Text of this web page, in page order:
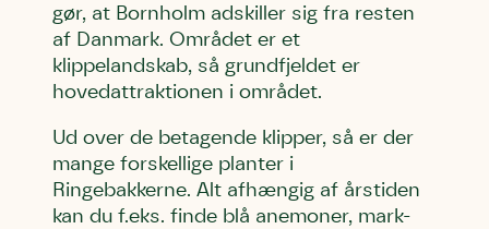
gør, at Bornholm adskiller sig fra resten
af Danmark. Området er et
klippelandskab, så grundfjeldet er
hovedattraktionen i området.
Ud over de betagende klipper, så er der
mange forskellige planter i
Ringebakkerne. Alt afhængig af årstiden
kan du f.eks. finde blå anemoner, mark-